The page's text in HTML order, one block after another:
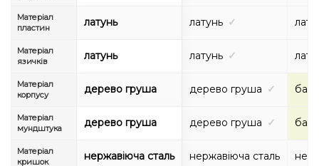
Матеріал
пластин
латунь латунь ✓
Матеріал
язичків
латунь латунь ✓
Матеріал
корпусу
дерево груша дерево груша ✓
Матеріал
мундштука
дерево груша дерево груша ✓
Матеріал
кришок
нержавіюча сталь
нержавіюча сталь